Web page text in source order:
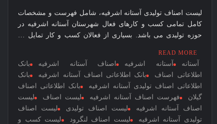
لیست اصناف تولیدی آستانه اشرفیه، شامل فهرست و مشخصات
کامل تمامی کسب و کارهای فعال شهرستان آستانه اشرفیه در
حوزه تولیدی می باشد. بسیاری از فعالان کسب و کار تمایل …
READ MORE
آستانه آستانه اشرفیه اصناف آستانه اشرفیه
بانک
اطلاعاتی اصناف
بانک اطلاعاتی اصناف آستانه اشرفیه
بانک
اطلاعاتی اصناف تولیدی آستانه اشرفیه
بانک اطلاعاتی اصناف
گیلان
فهرست اصناف آستانه اشرفیه لیست اصناف
لیست
اصناف آستانه اشرفیه
لیست اصناف تولیدی
لیست اصناف
تولیدی آستانه اشرفیه
لیست اصناف لنگرود
لیست کسب و